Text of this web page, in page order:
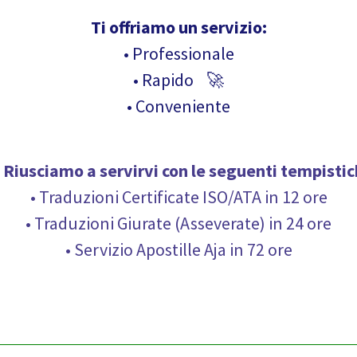
Ti offriamo un servizio:
• Professionale
• Rapido 🚀
• Conveniente
a servirvi con le seguenti
• Traduzioni Certificate ISO/ATA in 12 ore
• Traduzioni Giurate (Asseverate) in 24 ore
• Servizio Apostille Aja in 72 ore